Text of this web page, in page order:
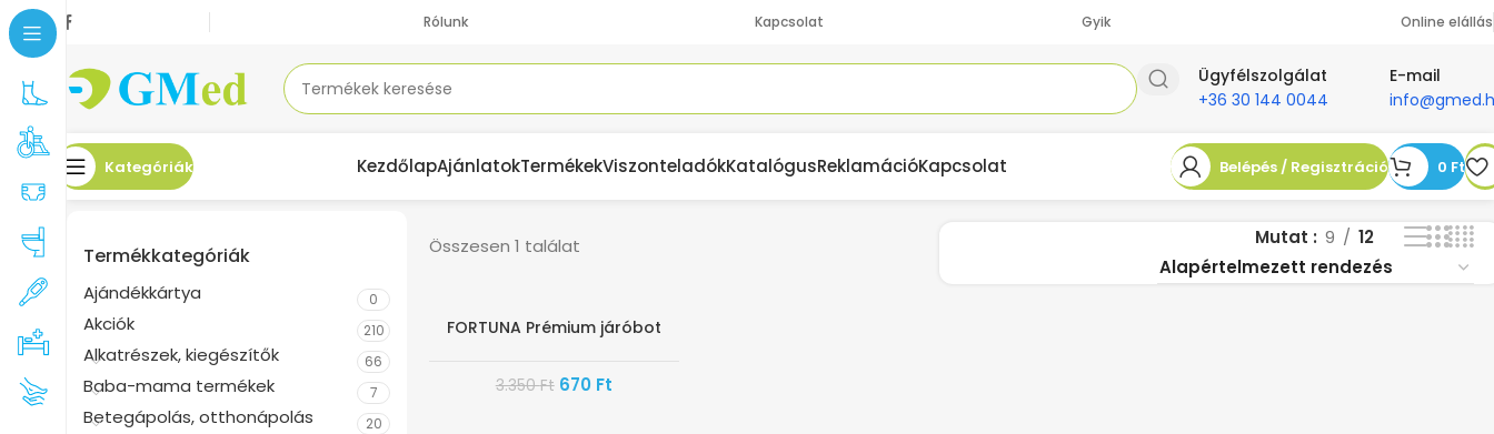
Rólunk Kapcsolat Gyik Online elállás
Ügyfélszolgálat
+36 30 144 0044
E-mail
Kategóriák KezdőlapAjánlatokTermékekViszonteladókKatalógusReklamációKapcsolat Belépés / Regisztráció 0 Ft
Termékkategóriák
Ajándékkártya 0
Akciók 210
Alkatrészek, kiegészítők 66
Baba-mama termékek 7
Betegápolás, otthonápolás 20
Összesen 1 találat Mutat 9 12
-80%
FORTUNA Prémium járóbot
3.350Ft 670 Ft